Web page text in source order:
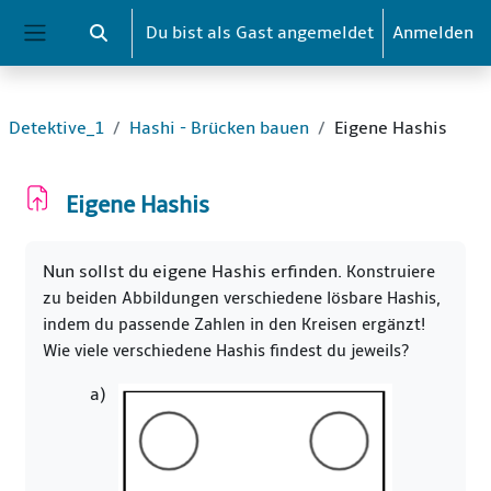
Zum Hauptinhalt
Website-Übersicht
Sucheingabe umschalten
Du bist als Gast angemeldet Anmelden
Detektive_1 Hashi - Brücken bauen Eigene Hashis
Eigene Hashis
Nun sollst du eigene Hashis erfinden. Konstruiere
zu beiden Abbildungen verschiedene lösbare Hashis,
indem du passende Zahlen in den Kreisen ergänzt!
Wie viele verschiedene Hashis findest du jeweils?
a)